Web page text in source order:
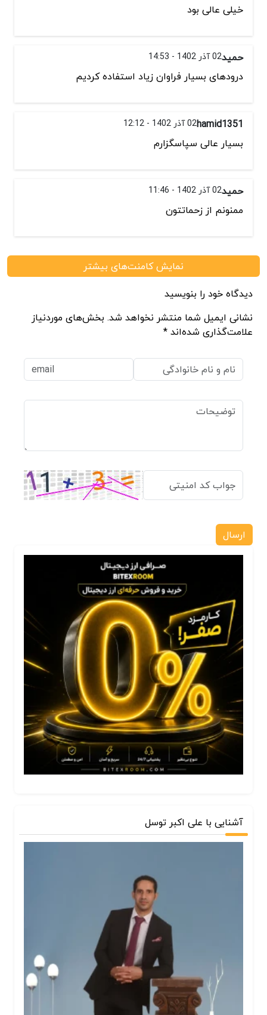
خیلی عالی بود
حمید02 آذر 1402 - 14:53
درودهای بسیار فراوان زیاد استفاده کردیم
hamid135102 آذر 1402 - 12:12
بسیار عالی سپاسگزارم
حمید02 آذر 1402 - 11:46
ممنونم از زحماتتون
نمایش کامنت‌های بیشتر
دیدگاه خود را بنویسید
نشانی ایمیل شما منتشر نخواهد شد. بخش‌های موردنیاز
علامت‌گذاری شده‌اند *
ارسال
آشنایی با علی اکبر توسل